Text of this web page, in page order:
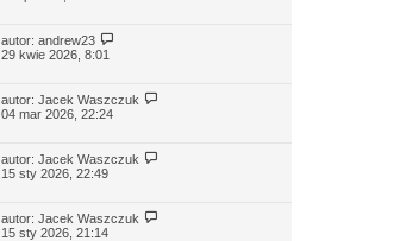
autor: andrew23
29 kwie 2026, 8:01
autor: Jacek Waszczuk
04 mar 2026, 22:24
autor: Jacek Waszczuk
15 sty 2026, 22:49
autor: Jacek Waszczuk
15 sty 2026, 21:14